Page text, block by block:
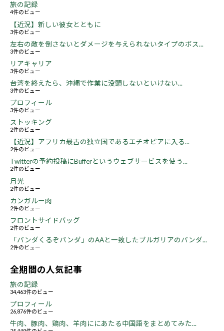
旅の記録
4件のビュー
【近況】新しい彼女とともに
3件のビュー
左右の敵を倒さないとダメージを与えられないタイプのボス...
3件のビュー
リアキャリア
3件のビュー
台湾を終えたら、沖縄で作業に没頭しないといけない...
3件のビュー
プロフィール
3件のビュー
ストッキング
2件のビュー
【近況】アフリカ最古の独立国であるエチオピアに入る...
2件のビュー
Twitterの予約投稿にBufferというウェブサービスを使う...
2件のビュー
月光
2件のビュー
カンガルー肉
2件のビュー
フロントサイドバッグ
2件のビュー
「パンダくるぞパンダ」のAAと一致したブルガリアのパンダ...
2件のビュー
全期間の人気記事
旅の記録
34,463件のビュー
プロフィール
26,876件のビュー
牛肉、豚肉、鶏肉、羊肉ににあたる中国語をまとめてみた...